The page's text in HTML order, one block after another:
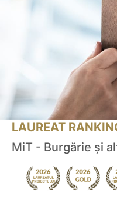
LAUREAT
MiT - Burgărie și